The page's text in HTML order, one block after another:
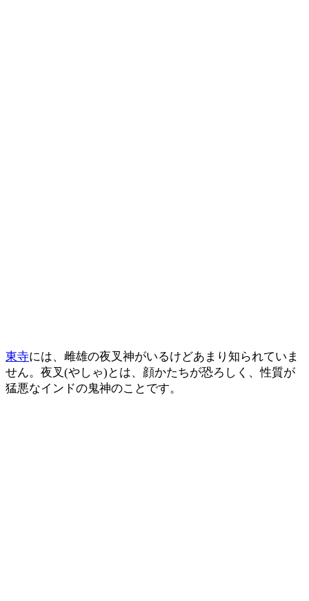
東寺には、雌雄の夜叉神がいるけどあまり知られていま
せん。夜叉(やしゃ)とは、顔かたちが恐ろしく、性質が
猛悪なインドの鬼神のことです。